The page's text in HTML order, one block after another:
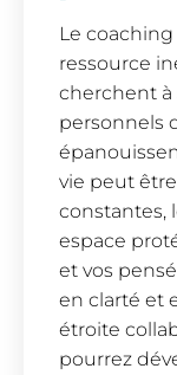
Le
ressource
cherchent à
personnels
vie peut
constantes,
espace
et vos
en clarté et
étroite
pourrez